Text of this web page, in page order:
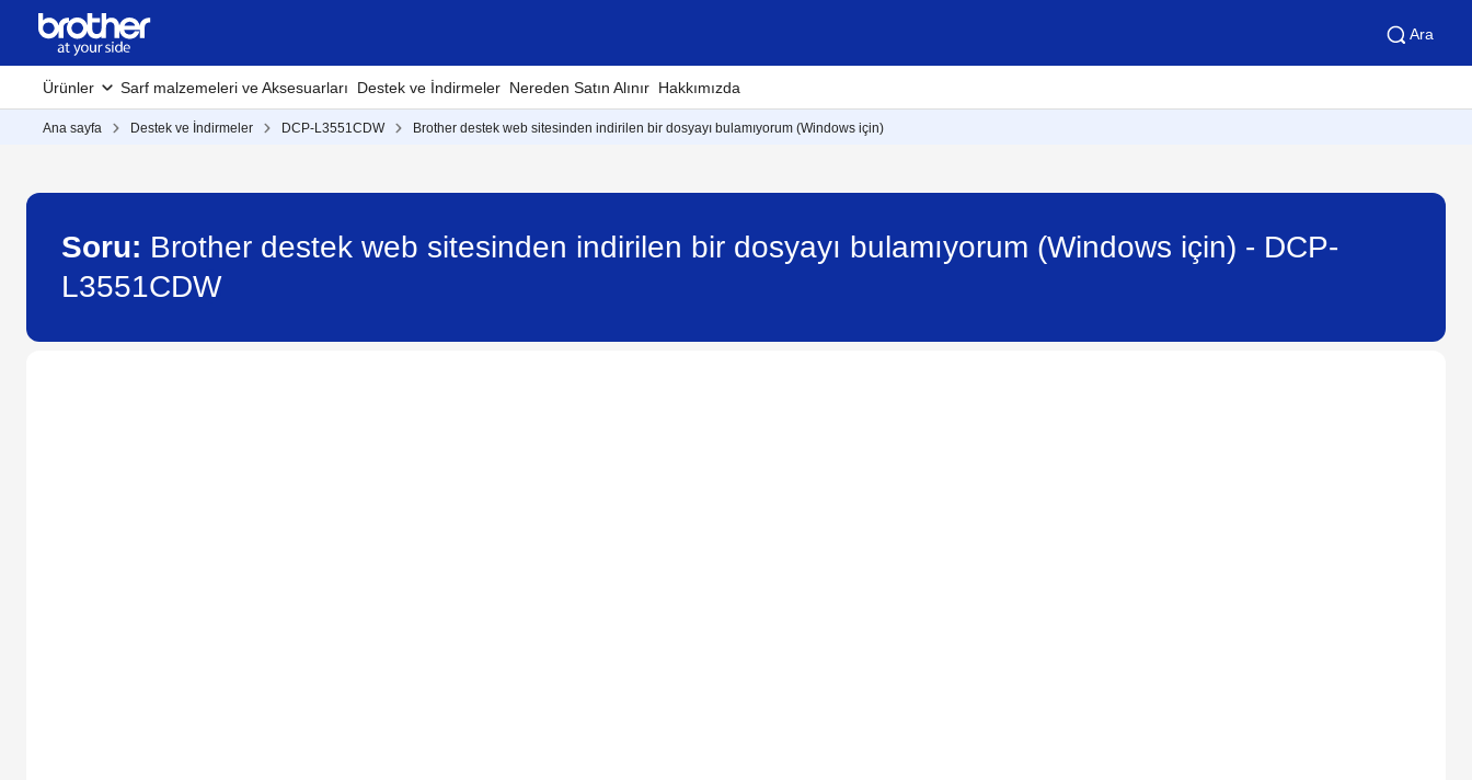
Ara
Ürünler Sarf malzemeleri ve Aksesuarları Destek ve İndirmeler Nereden Satın Alınır Hakkımızda
Ana sayfa Destek ve İndirmeler DCP-L3551CDW Brother destek web sitesinden indirilen bir dosyayı bulamıyorum (Windows için)
Soru: Brother destek web sitesinden indirilen bir dosyayı bulamıyorum (Windows için) - DCP-
L3551CDW